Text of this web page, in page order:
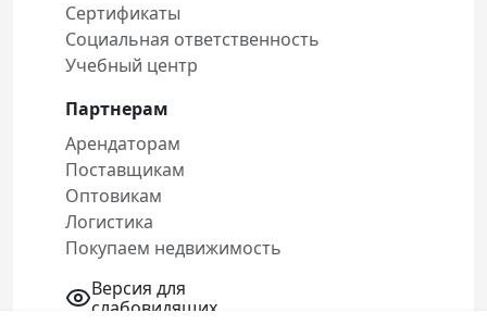
Сертификаты
Социальная ответственность
Учебный центр
Партнерам
Арендаторам
Поставщикам
Оптовикам
Логистика
Покупаем недвижимость
Версия для
слабовидящих